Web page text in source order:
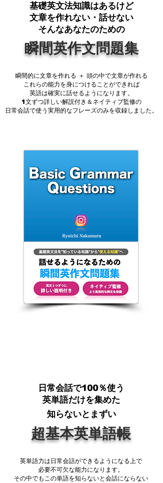
​基礎英文法知識はあるけど
​文章を作れない・話せない
そんなあなたのための
​瞬間英作文問題集
瞬間的に文章を作れる ＋ 頭の中で文章が作れる
これらの能力を身につけることができれば
英語は確実に話せるようになります。
1文ずつ詳しい解説付き＆ネイティブ監修の
​日常会話で使う実用的なフレーズのみを収録しました。
​日常会話で100％使う
英単語だけを集めた
知らないとまずい
超基本英単語帳
英単語力は日常会話ができるようになる上で
必要不可欠な能力になります。
その中でもこの単語を知らないと会話にならない